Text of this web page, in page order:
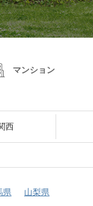
マンション
西
県 山梨県